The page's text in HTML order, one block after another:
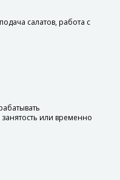
салатов, работа с
или временно